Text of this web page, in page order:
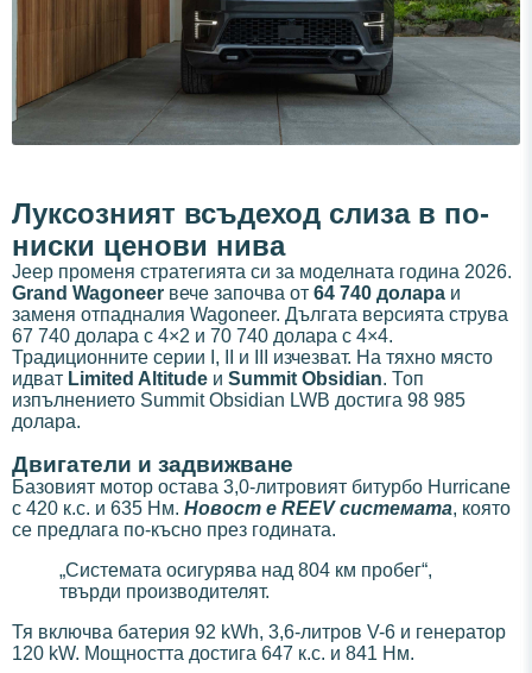
Луксозният всъдеход слиза в по-
ниски ценови нива
Jeep променя стратегията си за моделната година 2026.
Grand Wagoneer вече започва от 64 740 долара и
заменя отпадналия Wagoneer. Дългата версията струва
67 740 долара с 4×2 и 70 740 долара с 4×4.
Традиционните серии I, II и III изчезват. На тяхно място
идват Limited Altitude и Summit Obsidian. Топ
изпълнението Summit Obsidian LWB достига 98 985
долара.
Двигатели и задвижване
Базовият мотор остава 3,0-литровият битурбо Hurricane
с 420 к.с. и 635 Нм. Новост е REEV системата, която
се предлага по-късно през годината.
„Системата осигурява над 804 км пробег“,
твърди производителят.
Тя включва батерия 92 kWh, 3,6-литров V-6 и генератор
120 kW. Мощността достига 647 к.с. и 841 Нм.